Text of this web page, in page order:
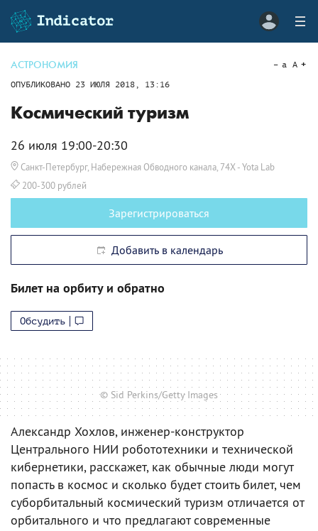
АСТРОНОМИЯ
ОПУБЛИКОВАНО 23 ИЮЛЯ 2018, 13:16
a A
Космический туризм
26 июля 19:00-20:30
Санкт-Петербург, Набережная Обводного канала, 74Х - Yota Lab
200-300 рублей
Зарегистрироваться
Добавить в календарь
Билет на орбиту и обратно
Обсудить
© Sid Perkins/Getty Images
Александр Хохлов, инженер-конструктор
Центрального НИИ робототехники и технической
кибернетики, расскажет, как обычные люди могут
попасть в космос и сколько будет стоить билет, чем
суборбитальный космический туризм отличается от
орбитального и что предлагают современные